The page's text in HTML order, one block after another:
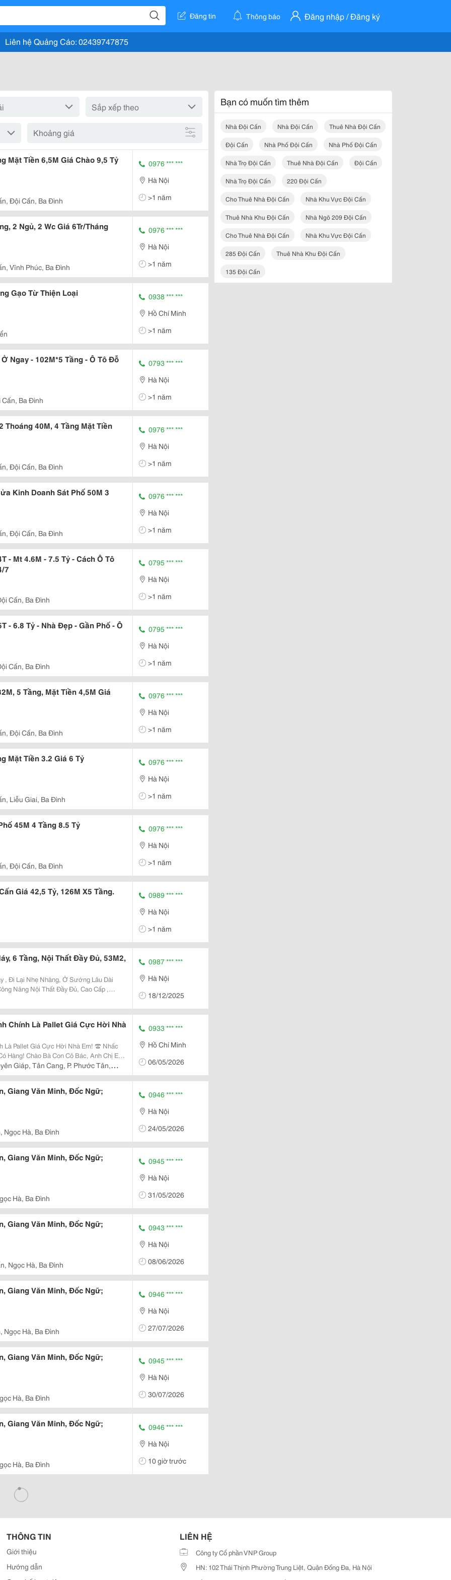
Đăng tin Thông báo Đăng nhập / Đăng ký
Liên hệ Quảng Cáo: 02439747875
Khoảng giá
Mặt Tiền 6,5M Giá Chào 9,5 Tỷ
Đội Cấn, Ba Đình
0976 *** ***
Hà Nội
>1 năm
2 Ngủ, 2 Wc Giá 6Tr/Tháng
Vĩnh Phúc, Ba Đình
0976 *** ***
Hà Nội
>1 năm
Gạo Từ Thiện Loại
0938 *** ***
Hồ Chí Minh
>1 năm
Ngay - 102M*5 Tầng - Ô Tô Đỗ
Ba Đình
0793 *** ***
Hà Nội
>1 năm
Thoáng 40M, 4 Tầng Mặt Tiền
Đội Cấn, Ba Đình
0976 *** ***
Hà Nội
>1 năm
Kinh Doanh Sát Phố 50M 3
Đội Cấn, Ba Đình
0976 *** ***
Hà Nội
>1 năm
- Mt 4.6M - 7.5 Tỷ - Cách Ô Tô
7
Cấn, Ba Đình
0795 *** ***
Hà Nội
>1 năm
- 6.8 Tỷ - Nhà Đẹp - Gần Phố - Ô
Cấn, Ba Đình
0795 *** ***
Hà Nội
>1 năm
5 Tầng, Mặt Tiền 4,5M Giá
Đội Cấn, Ba Đình
0976 *** ***
Hà Nội
>1 năm
Mặt Tiền 3.2 Giá 6 Tỷ
Liễu Giai, Ba Đình
0976 *** ***
Hà Nội
>1 năm
45M 4 Tầng 8.5 Tỷ
Đội Cấn, Ba Đình
0976 *** ***
Hà Nội
>1 năm
Giá 42,5 Tỷ, 126M X5 Tầng.
0989 *** ***
Hà Nội
>1 năm
6 Tầng, Nội Thất Đầy Đủ, 53M2,
, Đi Lại Nhẹ Nhàng, Ở Sướng Lâu Dài
Đủ, Cao Cấp ,
Dân
0987 *** ***
Hà Nội
18/12/2025
Chính Là Pallet Giá Cực Hời Nhà
Giá Cực Hời Nhà Em! ☎️ Nhấc
Anh Chị Em
Giáp, Tân Cang, P. Phước Tân,
0933 *** ***
Hồ Chí Minh
06/05/2026
Giang Văn Minh, Đốc Ngữ;
Ngọc Hà, Ba Đình
0946 *** ***
Hà Nội
24/05/2026
Giang Văn Minh, Đốc Ngữ;
Hà, Ba Đình
0945 *** ***
Hà Nội
31/05/2026
Giang Văn Minh, Đốc Ngữ;
Ngọc Hà, Ba Đình
0943 *** ***
Hà Nội
08/06/2026
Giang Văn Minh, Đốc Ngữ;
Ngọc Hà, Ba Đình
0946 *** ***
Hà Nội
27/07/2026
Giang Văn Minh, Đốc Ngữ;
Hà, Ba Đình
0945 *** ***
Hà Nội
30/07/2026
Giang Văn Minh, Đốc Ngữ;
Hà, Ba Đình
0946 *** ***
Hà Nội
10 giờ trước
Bạn có muốn tìm thêm
Nhà Đội Cấn Nhà Đội Cấn Thuê Nhà Đội Cấn
Đội Cấn Nhà Phố Đội Cấn Nhà Phố Đội Cấn
Nhà Trọ Đội Cấn Thuê Nhà Đội Cấn Đội Cấn
Nhà Trọ Đội Cấn 220 Đội Cấn
Cho Thuê Nhà Đội Cấn Nhà Khu Vực Đội Cấn
Thuê Nhà Khu Đội Cấn Nhà Ngõ 209 Đội Cấn
Cho Thuê Nhà Đội Cấn Nhà Khu Vực Đội Cấn
285 Đội Cấn Thuê Nhà Khu Đội Cấn
135 Đội Cấn
THÔNG TIN
Giới thiệu
Hướng dẫn
LIÊN HỆ
Công ty Cổ phần VNP Group
HN: 102 Thái Thịnh Phường Trung Liệt, Quận Đống Đa, Hà Nội